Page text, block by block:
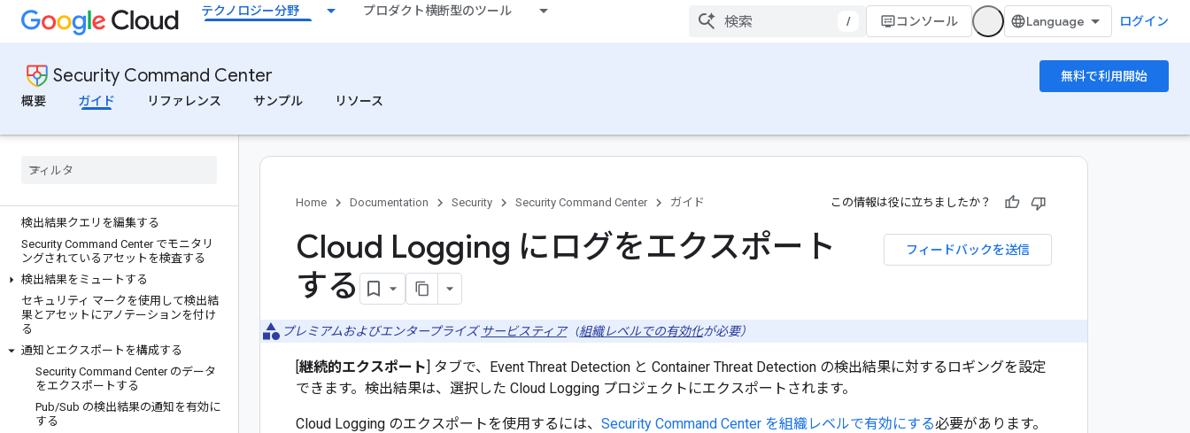
テクノロジー分野 プロダクト横断型のツール
/ コンソール ログイン
Security Command Center
無料で利用開始
概要
ガイド リファレンス サンプル リソース
ョニングする
他のクラウド プロバイダに接続する
ラクティス
クリプトマイニング検出のベスト プラ
クティス
検出結果とアセットを操作する
検出結果クエリを編集する
Security Command Center でモニタリ
ングされているアセットを検査する
検出結果をミュートする
セキュリティ マークを使用して検出結
果とアセットにアノテーションを付け
る
通知とエクスポートを構成する
Security Command Center のデータ
をエクスポートする
Pub/Sub の検出結果の通知を有効に
する
Home Documentation Security Security Command Center ガイド この情報は役に立ちましたか？
フィードバックを送信
Cloud Logging にログをエクスポート
する
プレミアムおよびエンタープライズサービスティア（組織レベルでの有効化が必要）
[継続的エクスポート] タブで、Event Threat Detection と Container Threat Detection の検出結果に対するロギングを設定
できます。検出結果は、選択した Cloud Logging プロジェクトにエクスポートされます。
Cloud Logging のエクスポートを使用するには、 Security Command Center を組織レベルで有効にする必要があります。